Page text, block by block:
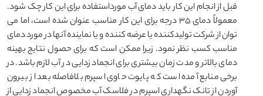
قبل از انجام این کار باید دمای آب مورداستفاده برای این کار چک شود.
معمولاً دمای 35 درجه برای این کار مناسب عنوان شده است، اما می
توان از شرکت تولیدکننده یا عرضه کننده و یا نماینده آنها در مورد دمای
مناسب کسب نظر نمود. زیرا ممکن است که برای حصول نتایج بهینه
دمای بالاتر و مدت زمان بیشتری برای انجماد زدایی در آب لازم باشد. در
برخی منابع آمده است که پایوت حاوی اسپرم بلافاصله بعد از بیرون
آوردن از تانک نگهداری اسپرم در فلاسک آب مخصوص انجماد زدایی از